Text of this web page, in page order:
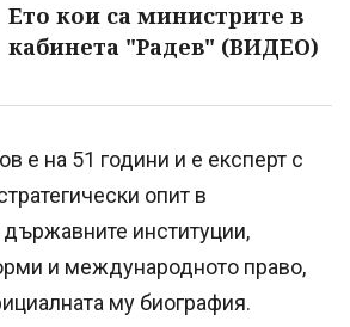
Ето кои са министрите в
кабинета "Радев" (ВИДЕО)
е на 51 години и е експерт с
опит в
институции,
и международното право,
му биография.